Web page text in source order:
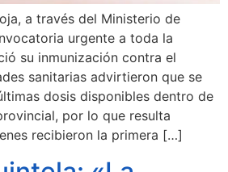
a través del Ministerio de
urgente a toda la
su inmunización contra el
sanitarias advirtieron que se
dosis disponibles dentro de
por lo que resulta
recibieron la primera […]